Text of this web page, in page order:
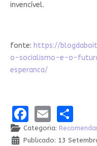
invencível.
fonte: https://
o-socialismo-e-o-
esperanca/
Facebook
Email
Categoria:
Publicado: 13